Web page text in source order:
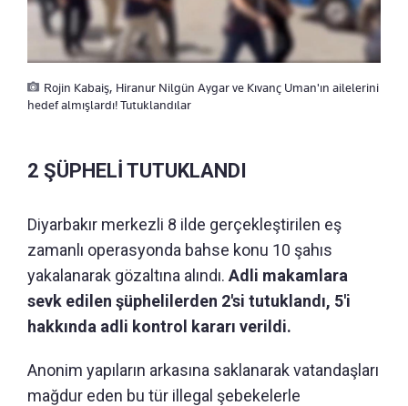
Rojin Kabaiş, Hiranur Nilgün Aygar ve Kıvanç Uman'ın ailelerini
hedef almışlardı! Tutuklandılar
2 ŞÜPHELİ TUTUKLANDI
Diyarbakır merkezli 8 ilde gerçekleştirilen eş
zamanlı operasyonda bahse konu 10 şahıs
yakalanarak gözaltına alındı. Adli makamlara
sevk edilen şüphelilerden 2'si tutuklandı, 5'i
hakkında adli kontrol kararı verildi.
Anonim yapıların arkasına saklanarak vatandaşları
mağdur eden bu tür illegal şebekelerle